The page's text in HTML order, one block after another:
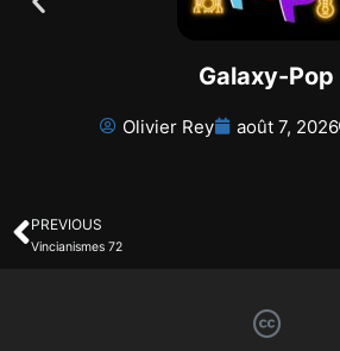
Galaxy-Pop
Olivier Rey août 7, 2026
PREVIOUS
Vincianismes 72